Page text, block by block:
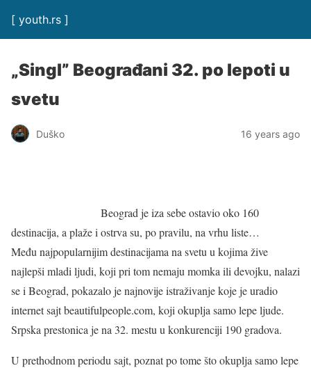
[ youth.rs ]
„Singl” Beograđani 32. po lepoti u
svetu
Duško 16 years ago
Beograd je iza sebe ostavio oko 160
destinacija, a plaže i ostrva su, po pravilu, na vrhu liste…
Među najpopularnijim destinacijama na svetu u kojima žive
najlepši mladi ljudi, koji pri tom nemaju momka ili devojku, nalazi
se i Beograd, pokazalo je najnovije istraživanje koje je uradio
internet sajt beautifulpeople.com, koji okuplja samo lepe ljude.
Srpska prestonica je na 32. mestu u konkurenciji 190 gradova.
U prethodnom periodu sajt, poznat po tome što okuplja samo lepe